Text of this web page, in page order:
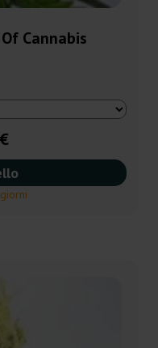
Cannabis